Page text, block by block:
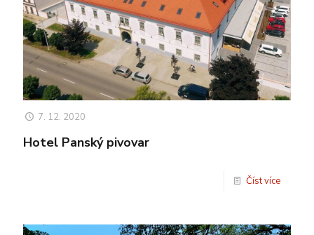
7. 12. 2020
Hotel Panský pivovar
Číst více